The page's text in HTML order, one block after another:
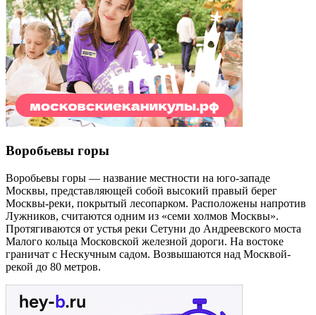
Воробьевы горы
Воробьевы горы — название местности на юго-западе
Москвы, представляющей собой высокий правый берег
Москвы-реки, покрытый лесопарком. Расположены напротив
Лужников, считаются одним из «семи холмов Москвы».
Протягиваются от устья реки Сетуни до Андреевского моста
Малого кольца Московской железной дороги. На востоке
граничат с Нескучным садом. Возвышаются над Москвой-
рекой до 80 метров.